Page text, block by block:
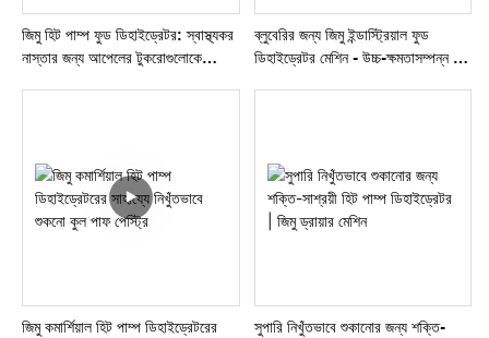
জিমু হিট পাম্প ফুড ডিহাইড্রেটর: স্বাস্থ্যকর
নাস্তার জন্য আপেলের টুকরোগুলোকে
ব্লুবেরির জন্য জিমু ইন্ডাস্ট্রিয়াল ফুড
ডিহাইড্রেটর মেশিন - উচ্চ-ক্ষমতাসম্পন্ন হিট
জিমু কমার্শিয়াল হিট পাম্প ডিহাইড্রেটরের
সুপারি নিখুঁতভাবে শুকানোর জন্য শক্তি-